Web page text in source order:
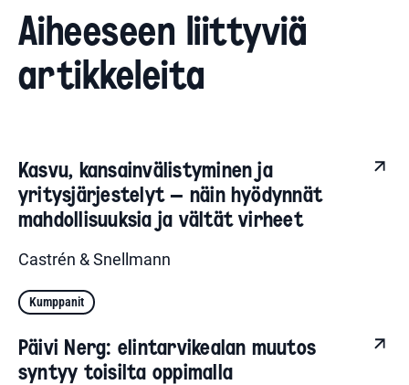
Aiheeseen liittyviä
artikkeleita
Kasvu, kansainvälistyminen ja
yritysjärjestelyt – näin hyödynnät
mahdollisuuksia ja vältät virheet
Castrén & Snellmann
Kumppanit
Päivi Nerg: elintarvikealan muutos
syntyy toisilta oppimalla